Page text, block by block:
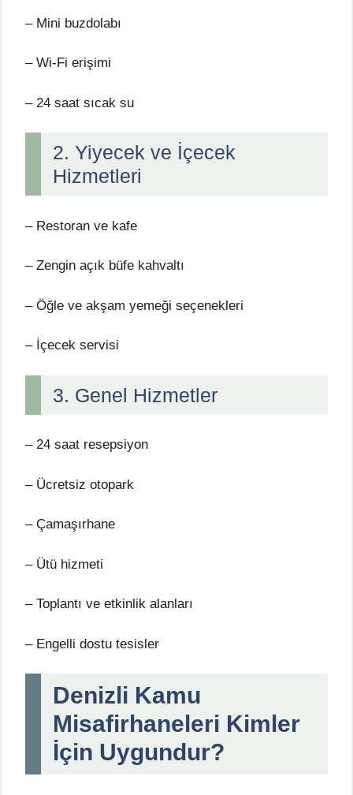
– Mini buzdolabı
– Wi-Fi erişimi
– 24 saat sıcak su
2. Yiyecek ve İçecek
Hizmetleri
– Restoran ve kafe
– Zengin açık büfe kahvaltı
– Öğle ve akşam yemeği seçenekleri
– İçecek servisi
3. Genel Hizmetler
– 24 saat resepsiyon
– Ücretsiz otopark
– Çamaşırhane
– Ütü hizmeti
– Toplantı ve etkinlik alanları
– Engelli dostu tesisler
Denizli Kamu
Misafirhaneleri Kimler
İçin Uygundur?